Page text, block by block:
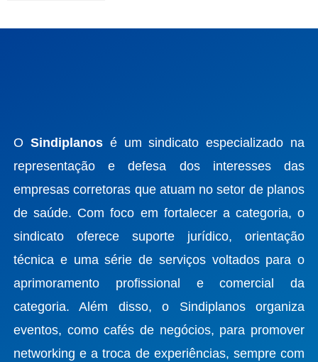
O Sindiplanosé um sindicato especializado na
representação e defesa dos interesses das
empresas corretoras que atuam no setor de planos
de saúde. Com foco em fortalecer a categoria, o
sindicato oferece suporte jurídico, orientação
técnica e uma série de serviços voltados para o
aprimoramento profissional e comercial da
categoria. Além disso, o Sindiplanos organiza
eventos, como cafés de negócios, para promover
networking e a troca de experiências, sempre com